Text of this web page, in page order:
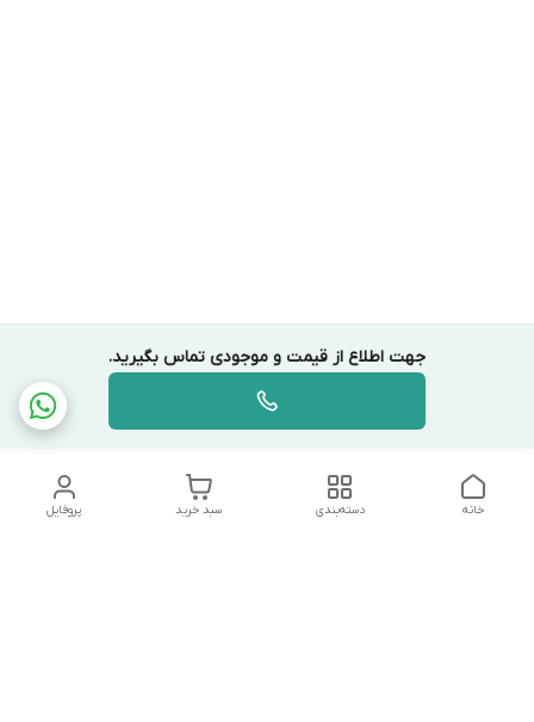
جهت اطلاع از قیمت و موجودی تماس بگیرید.
پروفایل سبد خرید دسته‌بندی خانه